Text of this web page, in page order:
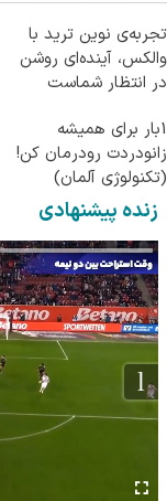
تجربه‌ی نوین ترید با
والکس، آینده‌ای روشن
در انتظار شماست
1بار برای همیشه
زانودردت رودرمان کن!
(تکنولوژی آلمان)
◂پرسشنامه▸
زنده پیشنهادی